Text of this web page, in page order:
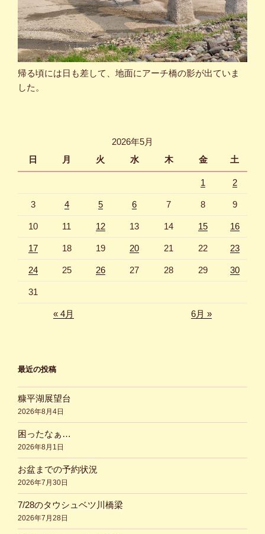
帰る頃には日も差して、地面にアーチ橋の影が出ていま
した。
2026年5月
日
月 火 水 木 金 土
1 2
3 4 5 6 7 8 9
10 11 12 13 14 15 16
17 18 19 20 21 22 23
24 25 26 27 28 29 30
31
« 4月 6月 »
最近の投稿
糠平湖展望台
2026年8月4日
困ったなぁ…
2026年8月1日
お盆までの予約状況
2026年7月30日
7/28のタウシュベツ川橋梁
2026年7月28日